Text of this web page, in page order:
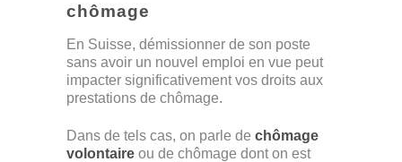
chômage
En Suisse, démissionner de son poste
sans avoir un nouvel emploi en vue peut
impacter significativement vos droits aux
prestations de chômage.
Dans de tels cas, on parle de chômage
volontaire ou de chômage dont on est